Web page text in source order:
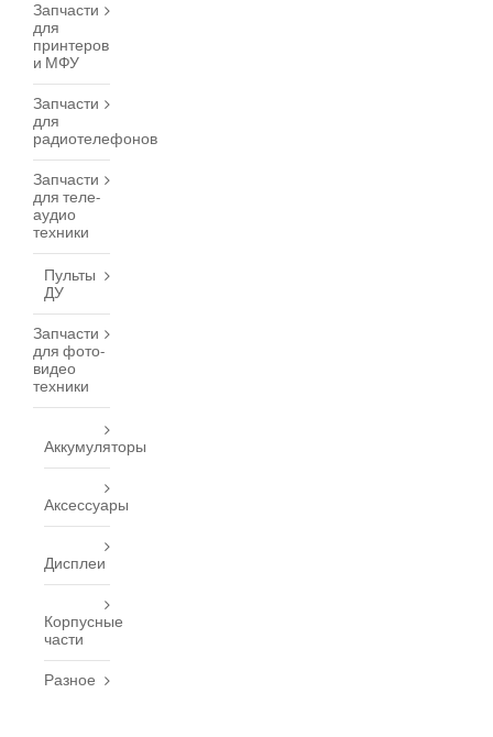
Запчасти
для
принтеров
и МФУ
Запчасти
для
радиотелефонов
Запчасти
для теле-
аудио
техники
Пульты
ДУ
Запчасти
для фото-
видео
техники
Аккумуляторы
Аксессуары
Дисплеи
Корпусные
части
Разное